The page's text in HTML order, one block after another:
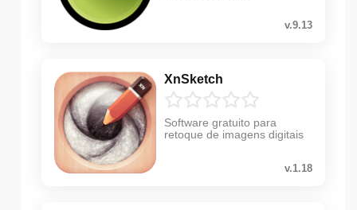
v.9.13
XnSketch
Software gratuito para
retoque de imagens digitais
v.1.18